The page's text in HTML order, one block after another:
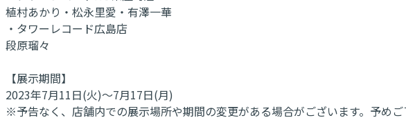
植村あかり・松永里愛・有澤一華
・タワーレコード広島店
段原瑠々
【展示期間】
2023年7月11日(火)～7月17日(月)
※予告なく、店舗内での展示場所や期間の変更がある場合がございます。予めご